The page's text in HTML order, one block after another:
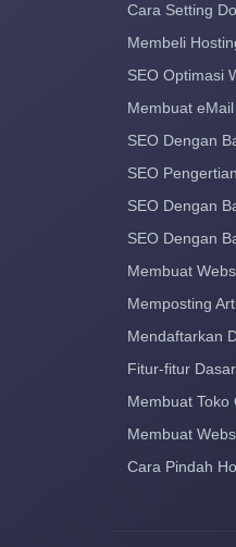
Cara Setting
Membeli
SEO Optimasi
Membuat
SEO Dengan
SEO
SEO Dengan
SEO Dengan
Membuat
Memposting
Mendaftarkan
Fitur-fitur
Membuat Toko
Membuat
Cara Pindah